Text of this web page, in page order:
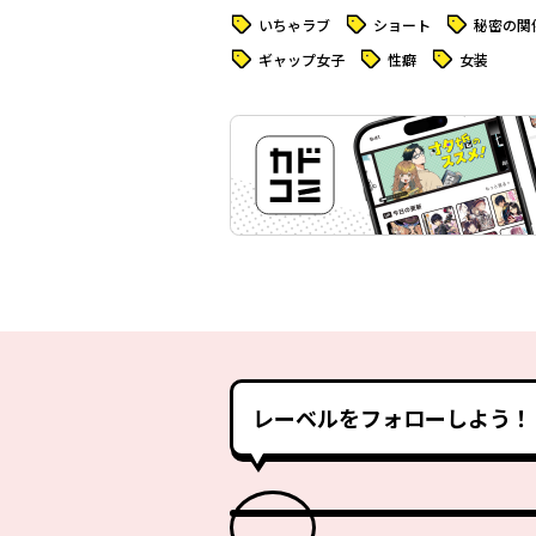
タグ いちゃラブ タグ ショート タグ 秘密の関
タグ ギャップ女子 タグ 性癖 タグ 女装
レーベルをフォローしよう！